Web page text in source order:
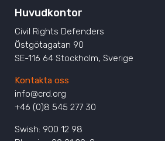
Huvudkontor
Civil Rights Defenders
Östgötagatan 90
SE-116 64 Stockholm, Sverige
Kontakta oss
info@crd.org
+46 (0)8 545 277 30
Swish: 900 12 98